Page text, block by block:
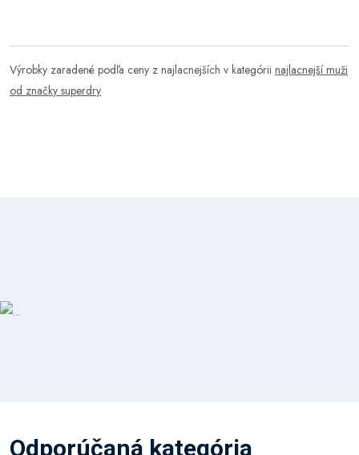
Výrobky zaradené podľa ceny z najlacnejších v kategórii najlacnejší muži
od značky superdry
Odporúčaná kategória